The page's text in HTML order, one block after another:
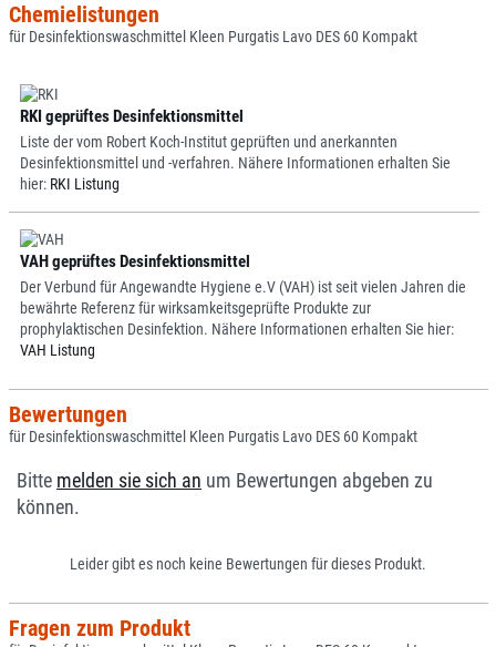
Chemielistungen
für Desinfektionswaschmittel Kleen Purgatis Lavo DES 60 Kompakt
RKI geprüftes Desinfektionsmittel
Liste der vom Robert Koch-Institut geprüften und anerkannten
Desinfektionsmittel und -verfahren. Nähere Informationen erhalten Sie
hier: RKI Listung
VAH geprüftes Desinfektionsmittel
Der Verbund für Angewandte Hygiene e.V (VAH) ist seit vielen Jahren die
bewährte Referenz für wirksamkeitsgeprüfte Produkte zur
prophylaktischen Desinfektion. Nähere Informationen erhalten Sie hier:
VAH Listung
Bewertungen
für Desinfektionswaschmittel Kleen Purgatis Lavo DES 60 Kompakt
Bitte melden sie sich an um Bewertungen abgeben zu
können.
Leider gibt es noch keine Bewertungen für dieses Produkt.
Fragen zum Produkt